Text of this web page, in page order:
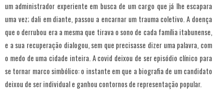
um administrador experiente em busca de um cargo que já lhe escapara
uma vez; dali em diante, passou a encarnar um trauma coletivo. A doença
que o derrubou era a mesma que tirava o sono de cada família itabunense,
e a sua recuperação dialogou, sem que precisasse dizer uma palavra, com
o medo de uma cidade inteira. A covid deixou de ser episódio clínico para
se tornar marco simbólico: o instante em que a biografia de um candidato
deixou de ser individual e ganhou contornos de representação popular.